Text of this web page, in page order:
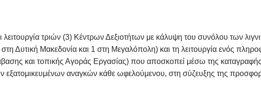
τριών (3) Κέντρων Δεξιοτήτων με κάλυψη του συνόλου των
Δυτική Μακεδονία και 1 στη Μεγαλόπολη) και τη λειτουργία ενός
και τοπικής Αγοράς Εργασίας) που αποσκοπεί μέσω της
εξατομικευμένων αναγκών κάθε ωφελούμενου, στη σύζευξης της